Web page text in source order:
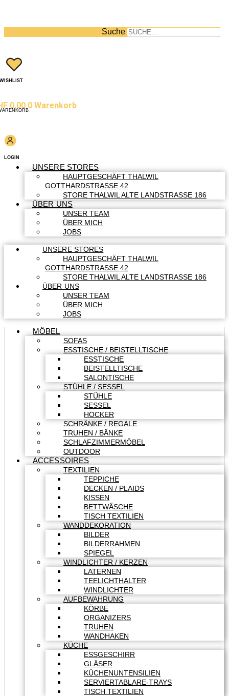
Suche
WISHLIST
0.00 0 Warenkorb
LOGIN
UNSERE STORES
HAUPTGESCHÄFT THALWIL
GOTTHARDSTRASSE 42
STORE THALWIL ALTE LANDSTRASSE 186
ÜBER UNS
UNSER TEAM
ÜBER MICH
JOBS
UNSERE STORES
HAUPTGESCHÄFT THALWIL
GOTTHARDSTRASSE 42
STORE THALWIL ALTE LANDSTRASSE 186
ÜBER UNS
UNSER TEAM
ÜBER MICH
JOBS
MÖBEL
SOFAS
ESSTISCHE / BEISTELLTISCHE
ESSTISCHE
BEISTELLTISCHE
SALONTISCHE
STÜHLE / SESSEL
STÜHLE
SESSEL
HOCKER
SCHRÄNKE / REGALE
TRUHEN / BÄNKE
SCHLAFZIMMERMÖBEL
OUTDOOR
ACCESSOIRES
TEXTILIEN
TEPPICHE
DECKEN / PLAIDS
KISSEN
BETTWÄSCHE
TISCH TEXTILIEN
WANDDEKORATION
BILDER
BILDERRAHMEN
SPIEGEL
WINDLICHTER / KERZEN
LATERNEN
TEELICHTHALTER
WINDLICHTER
AUFBEWAHRUNG
KÖRBE
ORGANIZERS
TRUHEN
WANDHAKEN
KÜCHE
ESSGESCHIRR
GLÄSER
KÜCHENUNTENSILIEN
SERVIERTABLARE-TRAYS
TISCH TEXTILIEN